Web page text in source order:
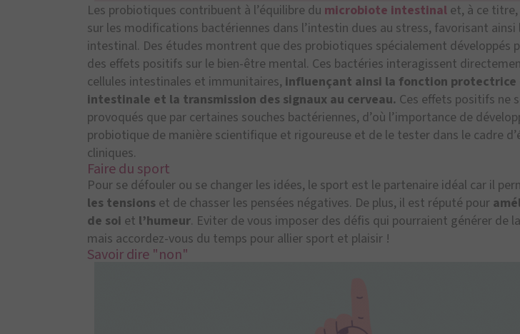
Les probiotiques contribuent à l’équilibre du microbiote intestinal et, à ce
sur les modifications bactériennes dans l’intestin dues au stress, favorisant ainsi
intestinal. Des études montrent que des probiotiques spécialement développés
des effets positifs sur le bien-être mental. Ces bactéries interagissent
cellules intestinales et immunitaires, influençant ainsi la fonction protectrice
intestinale et la transmission des signaux au cerveau. Ces effets positifs ne
provoqués que par certaines souches bactériennes, d’où l’importance de
probiotique de manière scientifique et rigoureuse et de le tester dans le cadre
cliniques.
Faire du sport
Pour se défouler ou se changer les idées, le sport est le partenaire idéal car il
les tensions et de chasser les pensées négatives. De plus, il est réputé pour
de soi et l’humeur. Eviter de vous imposer des défis qui pourraient générer de
mais accordez-vous du temps pour allier sport et plaisir !
Savoir dire "non"